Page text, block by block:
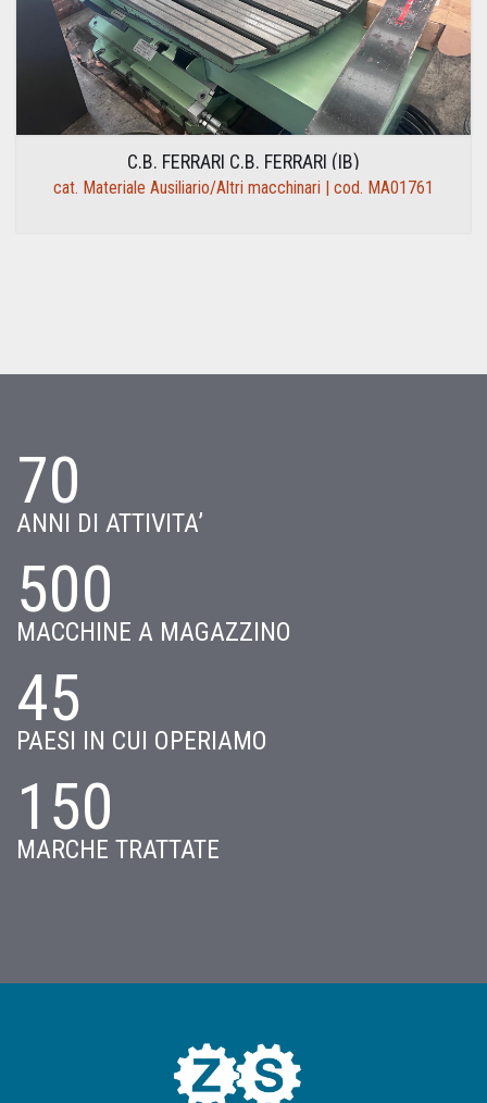
C.B. FERRARI C.B. FERRARI (IB)
cat. Materiale Ausiliario/Altri macchinari | cod. MA01761
70
ANNI DI ATTIVITA’
500
MACCHINE A MAGAZZINO
45
PAESI IN CUI OPERIAMO
150
MARCHE TRATTATE